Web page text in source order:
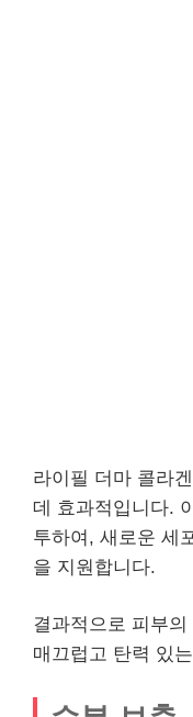
라이필 더마 콜라
데 효과적입니다.
투하여, 새로운 세
을 지원합니다.
결과적으로 피부
매끄럽고 탄력 있